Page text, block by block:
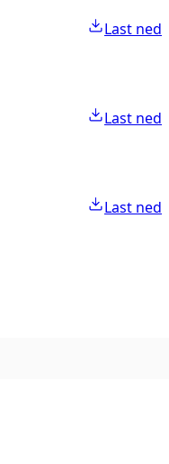
Last ned
Last ned
Last ned